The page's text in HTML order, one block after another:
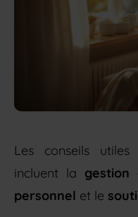
Les conseils
incluent la gestion
personnel et le